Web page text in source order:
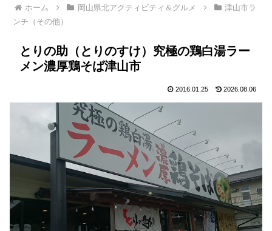
ホーム 岡山県北アクティビティ＆グルメ
津山市ラ
ンチ（その他）
とりの助（とりのすけ）究極の鶏白湯ラー
メン濃厚鶏そば津山市
2016.01.25 2026.08.06